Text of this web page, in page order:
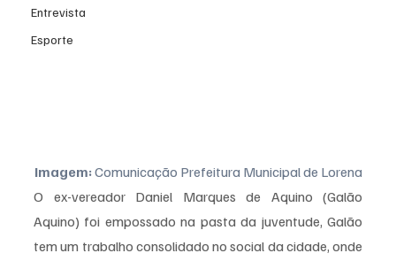
Entrevista
Esporte
Imagem: Comunicação Prefeitura Municipal de Lorena
O ex-vereador Daniel Marques de Aquino (Galão
Aquino) foi empossado na pasta da juventude, Galão
tem um trabalho consolidado no social da cidade, onde